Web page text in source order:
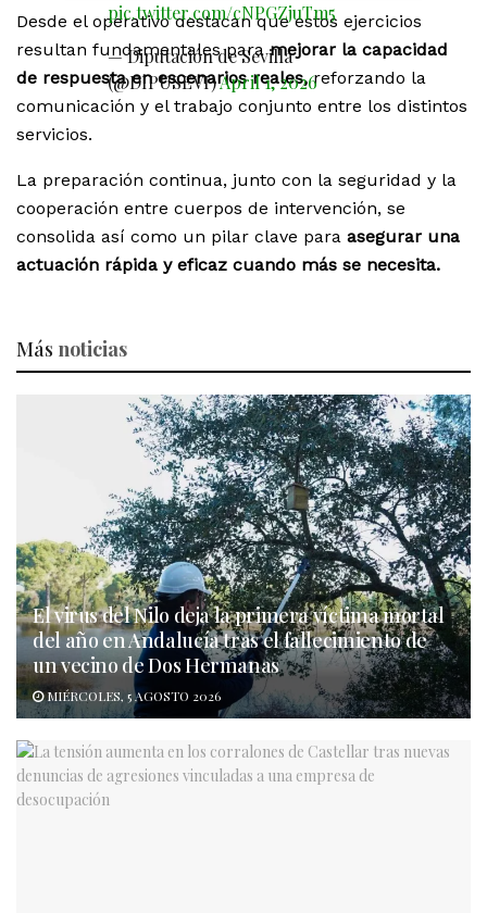
pic.twitter.com/cNPGZjuTm5
— Diputación de Sevilla
(@DIPUSEVI)April 1, 2026
Desde el operativo destacan que estos ejercicios
resultan fundamentales paramejorar la capacidad
de respuesta en escenarios reales,reforzando la
comunicación y el trabajo conjunto entre los distintos
servicios.
La preparación continua, junto con la seguridad y la
cooperación entre cuerpos de intervención, se
consolida así como un pilar clave para asegurar una
actuación rápida y eficaz cuando más se necesita.
Más noticias
El virus del Nilo deja la primera víctima mortal
del año en Andalucía tras el fallecimiento de
un vecino de Dos Hermanas
MIÉRCOLES, 5 AGOSTO 2026